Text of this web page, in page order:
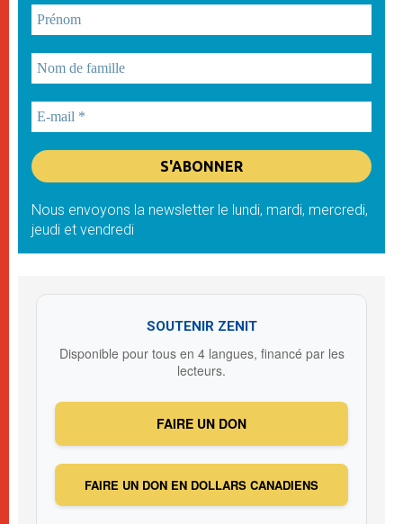
Nous envoyons la newsletter le lundi, mardi, mercredi,
jeudi et vendredi
SOUTENIR ZENIT
Disponible pour tous en 4 langues, financé par les
lecteurs.
FAIRE UN DON
FAIRE UN DON EN DOLLARS CANADIENS